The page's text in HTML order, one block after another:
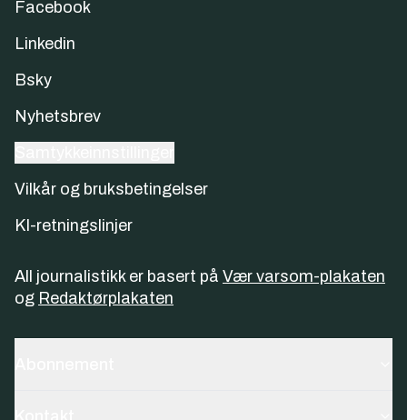
Facebook
Linkedin
Bsky
Nyhetsbrev
Vilkår og bruksbetingelser
KI-retningslinjer
All journalistikk er basert på Vær varsom-plakaten
og Redaktørplakaten